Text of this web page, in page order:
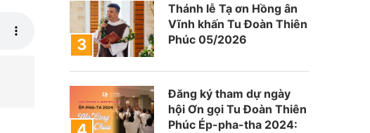
Thánh lễ Tạ ơn Hồng ân
Vĩnh khấn Tu Đoàn Thiên
Phúc 05/2026
Đăng ký tham dự ngày
hội Ơn gọi Tu Đoàn Thiên
Phúc Ép-pha-tha 2024: